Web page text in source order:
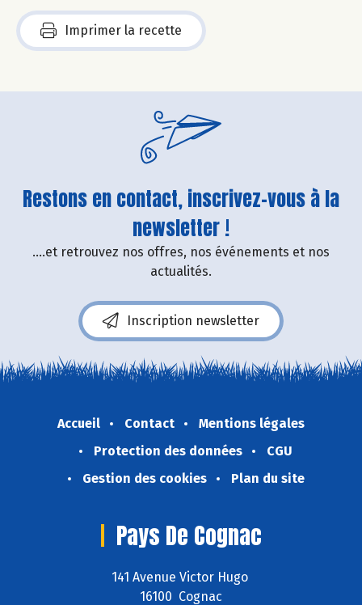
Imprimer la recette
Restons en contact, inscrivez-vous à la
newsletter !
....et retrouvez nos offres, nos événements et nos
actualités.
Inscription newsletter
Accueil Contact
Mentions légales
Protection des données
CGU
Gestion des cookies
Plan du site
Pays De Cognac
141 Avenue Victor Hugo
16100 Cognac